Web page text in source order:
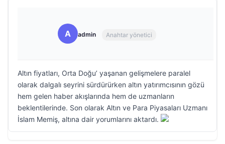
A admin Anahtar yönetici
Altın fiyatları, Orta Doğu’ yaşanan gelişmelere paralel
olarak dalgalı seyrini sürdürürken altın yatırımcısının gözü
hem gelen haber akışlarında hem de uzmanların
beklentilerinde. Son olarak Altın ve Para Piyasaları Uzmanı
İslam Memiş, altına dair yorumlarını aktardı.